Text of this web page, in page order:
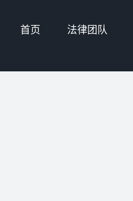
首页 法律团队